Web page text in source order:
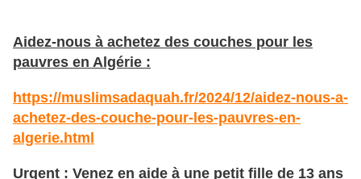
Aidez-nous à achetez des couches pour les
pauvres en Algérie :
https://muslimsadaquah.fr/2024/12/aidez-nous-a-
achetez-des-couche-pour-les-pauvres-en-
algerie.html
Urgent : Venez en aide à une petit fille de 13 ans